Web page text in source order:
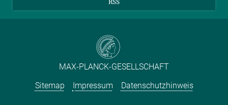
RSS
MAX-PLANCK-GESELLSCHAFT
Sitemap
Impressum Datenschutzhinweis